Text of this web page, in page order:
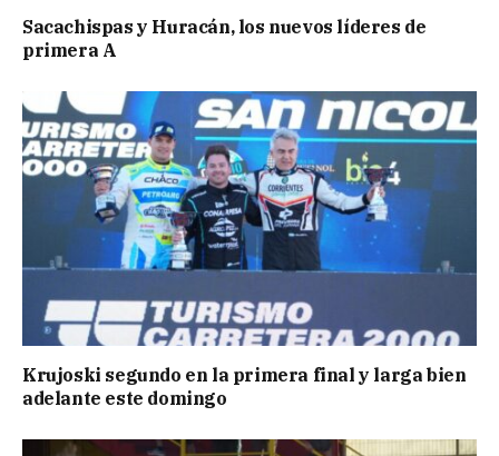
Sacachispas y Huracán, los nuevos líderes de
primera A
Krujoski segundo en la primera final y larga bien
adelante este domingo